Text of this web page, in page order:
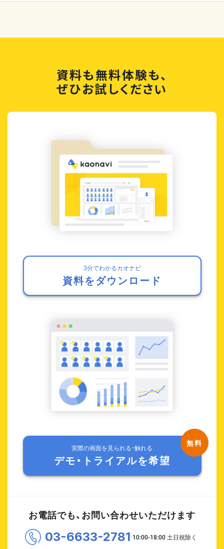
資料も無料体験も、
ぜひお試しください
3分でわかるカオナビ
資料をダウンロード
実際の画面を見られる・触れる
デモ・トライアルを希望
お電話でも、お問い合わせいただけます
03-6633-2781